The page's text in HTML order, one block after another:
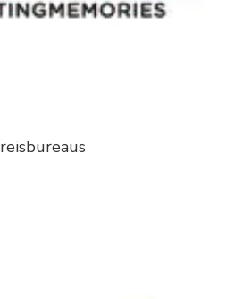
reisbureaus